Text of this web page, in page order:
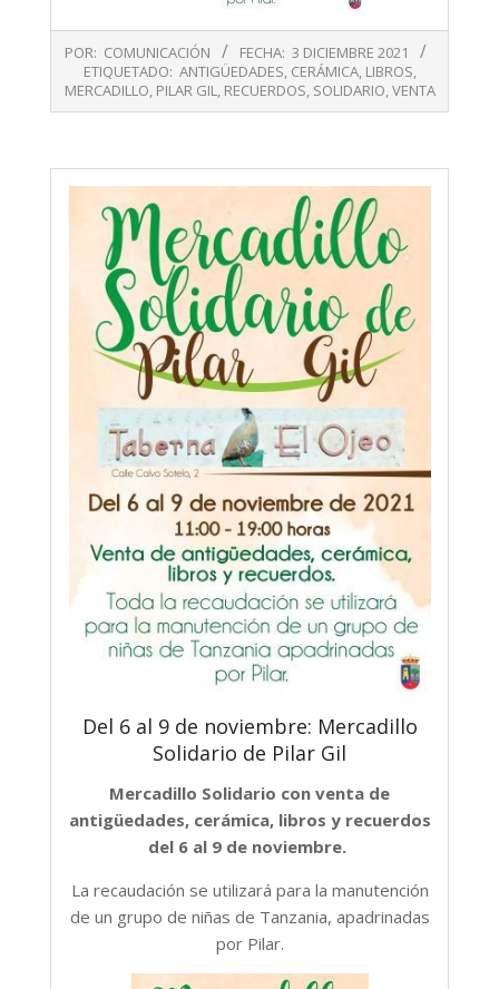
12-
03
POR: COMUNICACIÓN FECHA: 3 DICIEMBRE 2021
ETIQUETADO: ANTIGÜEDADES, CERÁMICA, LIBROS,
MERCADILLO, PILAR GIL, RECUERDOS, SOLIDARIO,VENTA
Del 6 al 9 de noviembre: Mercadillo
Solidario de Pilar Gil
Mercadillo Solidario con venta de
antigüedades, cerámica, libros y recuerdos
del 6 al 9 de noviembre.
La recaudación se utilizará para la manutención
de un grupo de niñas de Tanzania, apadrinadas
por Pilar.